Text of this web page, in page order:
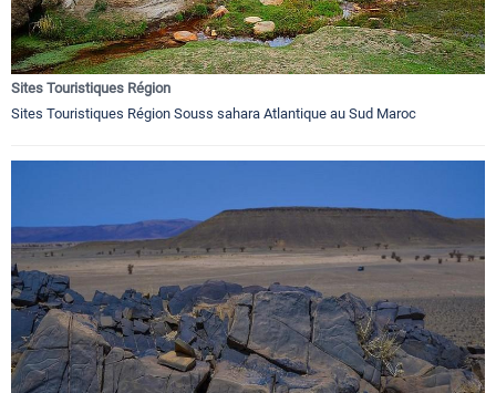
Sites Touristiques Région
Sites Touristiques Région Souss sahara Atlantique au Sud Maroc